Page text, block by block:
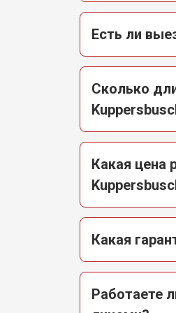
Есть ли
Сколько
Какая цена
Какая
Работаете